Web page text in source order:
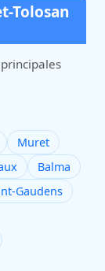
Tolosan
Muret
Balma
Gaudens